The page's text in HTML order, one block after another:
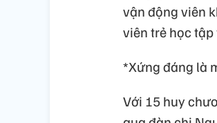
vận động viên
viên trẻ học tập
*Xứng đáng là
Với 15 huy